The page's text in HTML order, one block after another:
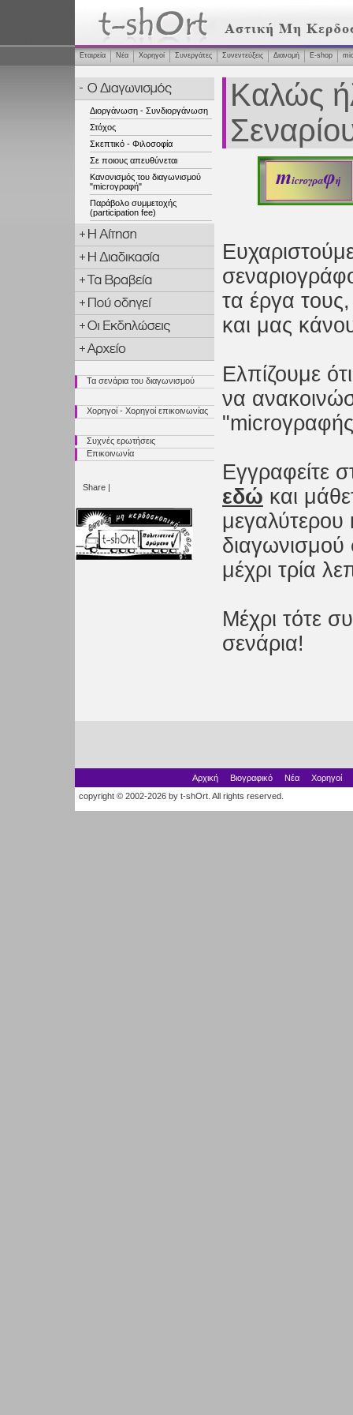
Εταιρεία Νέα Χορηγοί Συνεργάτες Συνεντεύξεις Διανομή Ε-shop
Διοργάνωση - Συνδιοργάνωση
Στόχος
Σκεπτικό - Φιλοσοφία
Σε ποιους απευθύνεται
Κανονισμός του διαγωνισμού
"microγραφή"
Παράβολο συμμετοχής
(participation fee)
Τα σενάρια του διαγωνισμού
Χορηγοί - Χορηγοί επικοινωνίας
Συχνές ερωτήσεις
Επικοινωνία
Share |
Καλώς
τα έργα
και μας
Ελπίζουμε
να
Εγγραφείτε
εδώ και
μεγαλύτερου
διαγωνισμού
μέχρι τρία
Μέχρι τότε
σενάρια!
Αρχική Βιογραφικό Νέα
Χορηγοί
copyright © 2002-2026 by t-shOrt. All rights reserved.